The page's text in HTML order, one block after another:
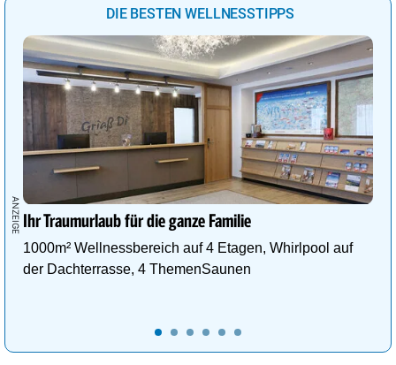
DIE BESTEN WELLNESSTIPPS
Ihr Traumurlaub für die ganze Familie
1000m² Wellnessbereich auf 4 Etagen, Whirlpool auf
der Dachterrasse, 4 ThemenSaunen